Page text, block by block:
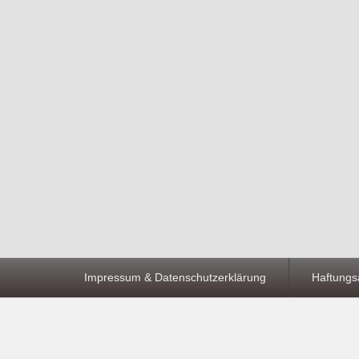
Impressum & Datenschutzerklärung